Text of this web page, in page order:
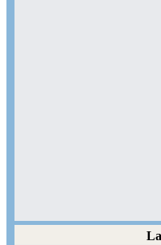
Éviter les autoroutes